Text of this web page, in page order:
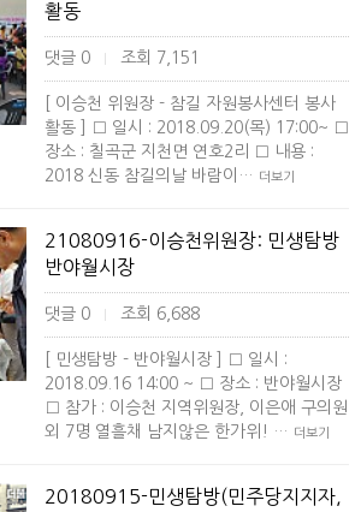
활동
댓글 0 조회 7,151
[ 이승천 위원장 - 참길 자원봉사센터 봉사
활동 ] □ 일시 : 2018.09.20(목) 17:00~ □
장소 : 칠곡군 지천면 연호2리 □ 내용 :
2018 신동 참길의날 바람이…
더보기
21080916-이승천위원장: 민생탐방
반야월시장
댓글 0 조회 6,688
[ 민생탐방 - 반야월시장 ] □ 일시 :
2018.09.16 14:00 ~ □ 장소 : 반야월시장
□ 참가 : 이승천 지역위원장, 이은애 구의원
외 7명 열흘채 남지않은 한가위! …
더보기
20180915-민생탐방(민주당지지자,